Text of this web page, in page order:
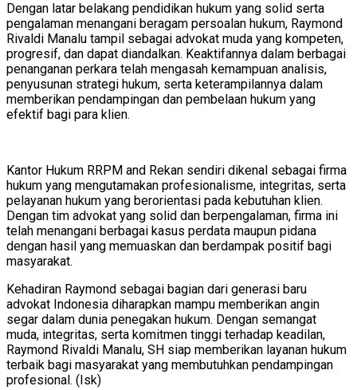
Dengan latar belakang pendidikan hukum yang solid serta
pengalaman menangani beragam persoalan hukum, Raymond
Rivaldi Manalu tampil sebagai advokat muda yang kompeten,
progresif, dan dapat diandalkan. Keaktifannya dalam berbagai
penanganan perkara telah mengasah kemampuan analisis,
penyusunan strategi hukum, serta keterampilannya dalam
memberikan pendampingan dan pembelaan hukum yang
efektif bagi para klien.
Kantor Hukum RRPM and Rekan sendiri dikenal sebagai firma
hukum yang mengutamakan profesionalisme, integritas, serta
pelayanan hukum yang berorientasi pada kebutuhan klien.
Dengan tim advokat yang solid dan berpengalaman, firma ini
telah menangani berbagai kasus perdata maupun pidana
dengan hasil yang memuaskan dan berdampak positif bagi
masyarakat.
Kehadiran Raymond sebagai bagian dari generasi baru
advokat Indonesia diharapkan mampu memberikan angin
segar dalam dunia penegakan hukum. Dengan semangat
muda, integritas, serta komitmen tinggi terhadap keadilan,
Raymond Rivaldi Manalu, SH siap memberikan layanan hukum
terbaik bagi masyarakat yang membutuhkan pendampingan
profesional. (Isk)